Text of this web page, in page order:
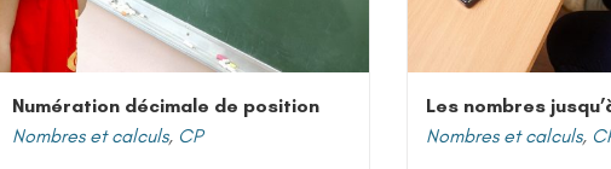
Numération décimale de position
Nombres et calculs, CP
Les nombres
Nombres et calculs,